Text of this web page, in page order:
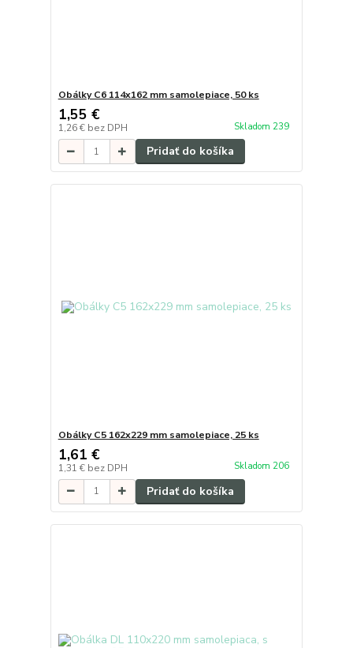
Obálky C6 114x162 mm samolepiace, 50 ks
1,55 €
1,26 € bez DPH Skladom 239
Pridať do košíka
Obálky C5 162x229 mm samolepiace, 25 ks
1,61 €
1,31 € bez DPH Skladom 206
Pridať do košíka